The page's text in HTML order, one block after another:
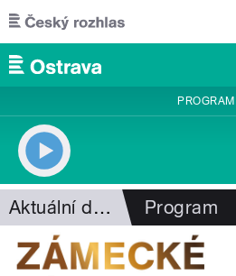
Přejít k hlavnímu obsahu
PROGRAM
Aktuální dění Program